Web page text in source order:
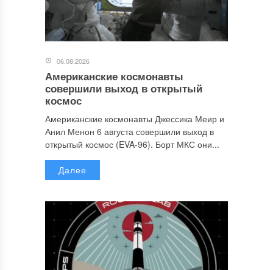
06.08.2026
Американские космонавты
совершили выход в открытый
космос
Американские космонавты Джессика Меир и
Анил Менон 6 августа совершили выход в
открытый космос (EVA-96). Борт МКС они...
Далее